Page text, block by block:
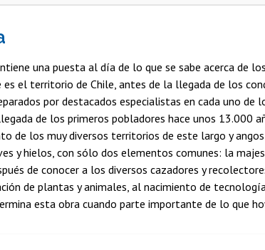
una puesta al día de lo que se sabe acerca de
el territorio de Chile, antes de la llegada de los
por destacados especialistas en cada uno
de los primeros pobladores hace unos 13.000
de los muy diversos territorios de este largo y
y hielos, con sólo dos elementos comunes: la
de conocer a los diversos cazadores y
de plantas y animales, al nacimiento de
esta obra cuando parte importante de lo que